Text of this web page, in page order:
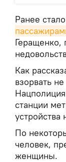
Ранее
Геращенко,
Как
взорвать
станции
По
человек,
женщины.